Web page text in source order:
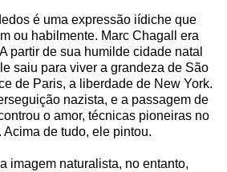
é uma expressão iídiche que
ou habilmente. Marc Chagall era
partir de sua humilde cidade natal
saiu para viver a grandeza de São
de Paris, a liberdade de New York.
nazista, e a passagem de
o amor, técnicas pioneiras no
de tudo, ele pintou.
imagem naturalista, no entanto,